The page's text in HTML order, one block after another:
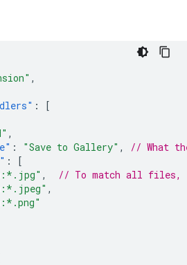
,
:
[
,
: "Save to Gallery" ,
// What
:
[
,
// To match all files,
,